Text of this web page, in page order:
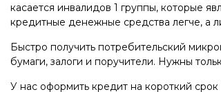
касается инвалидов 1 группы, которые
кредитные денежные средства легче, а
Быстро получить потребительский
бумаги, залоги и поручители. Нужны
У нас оформить кредит на короткий